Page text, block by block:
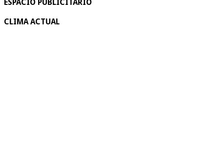
ESPACIO PUBLICITARIO
CLIMA ACTUAL